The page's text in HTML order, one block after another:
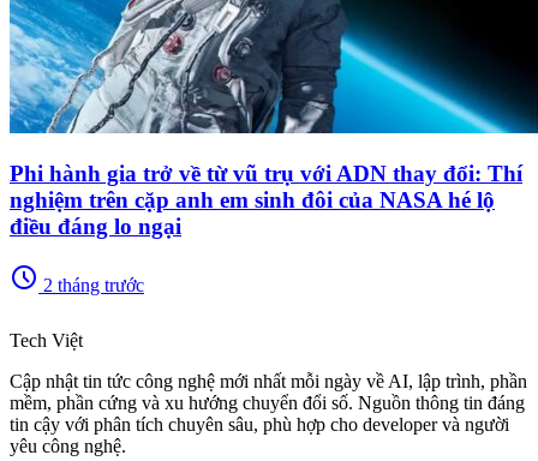
Phi hành gia trở về từ vũ trụ với ADN thay đổi: Thí
nghiệm trên cặp anh em sinh đôi của NASA hé lộ
điều đáng lo ngại
schedule 2 tháng trước
Tech Việt
Cập nhật tin tức công nghệ mới nhất mỗi ngày về AI, lập trình, phần
mềm, phần cứng và xu hướng chuyển đổi số. Nguồn thông tin đáng
tin cậy với phân tích chuyên sâu, phù hợp cho developer và người
yêu công nghệ.